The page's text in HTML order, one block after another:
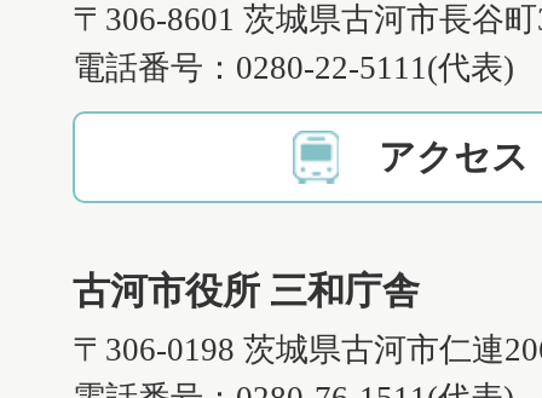
〒306-8601 茨城県古河市長谷
電話番号：0280-22-5111(代表)
アクセス
古河市役所 三和庁舎
〒306-0198 茨城県古河市仁連